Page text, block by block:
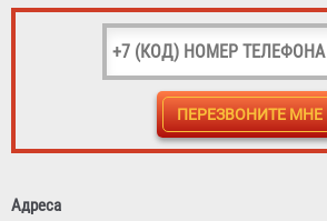
CHAMPION GHP 40-2
41 938 ₽
Адреса